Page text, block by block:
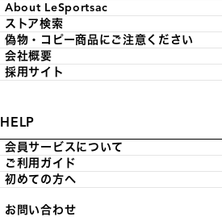
About LeSportsac
ストア検索
偽物・コピー商品にご注意ください
会社概要
採用サイト
HELP
会員サービスについて
ご利用ガイド
初めての方へ
お問い合わせ